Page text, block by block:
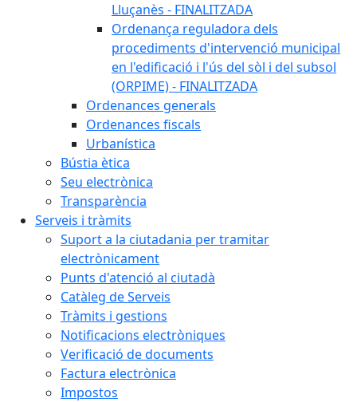
Lluçanès - FINALITZADA
Ordenança reguladora dels
procediments d'intervenció municipal
en l'edificació i l'ús del sòl i del subsol
(ORPIME) - FINALITZADA
Ordenances generals
Ordenances fiscals
Urbanística
Bústia ètica
Seu electrònica
Transparència
Serveis i tràmits
Suport a la ciutadania per tramitar
electrònicament
Punts d'atenció al ciutadà
Catàleg de Serveis
Tràmits i gestions
Notificacions electròniques
Verificació de documents
Factura electrònica
Impostos